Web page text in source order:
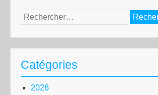
Rechercher :
Catégories
2026